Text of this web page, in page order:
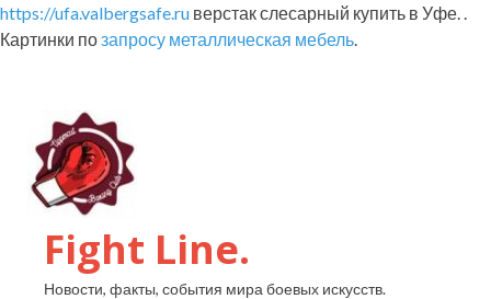
https://ufa.valbergsafe.ru верстак слесарный купить в Уфе. .
Картинки позапросу металлическая мебель.
Fight Line.
Новости, факты, события мира боевых искусств.